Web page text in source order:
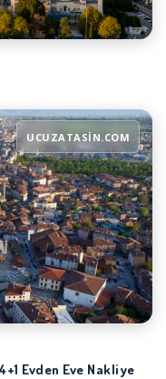
UCUZATASIN.COM
Evden Eve Nakliye